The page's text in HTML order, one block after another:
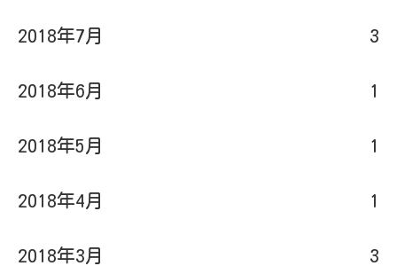
2018年7月 3
2018年6月 1
2018年5月 1
2018年4月 1
2018年3月 3